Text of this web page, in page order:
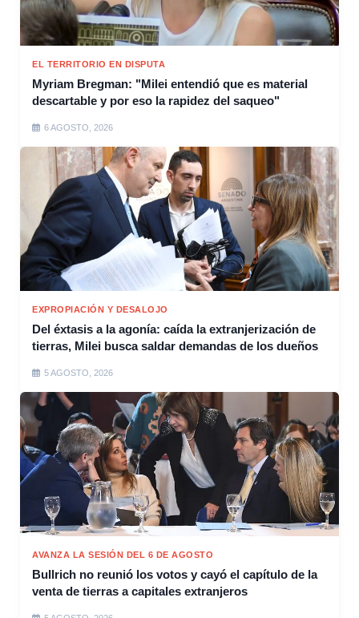
EL TERRITORIO EN DISPUTA
Myriam Bregman: "Milei entendió que es material
descartable y por eso la rapidez del saqueo"
6 AGOSTO, 2026
EXPROPIACIÓN Y DESALOJO
Del éxtasis a la agonía: caída la extranjerización de
tierras, Milei busca saldar demandas de los dueños
5 AGOSTO, 2026
AVANZA LA SESIÓN DEL 6 DE AGOSTO
Bullrich no reunió los votos y cayó el capítulo de la
venta de tierras a capitales extranjeros